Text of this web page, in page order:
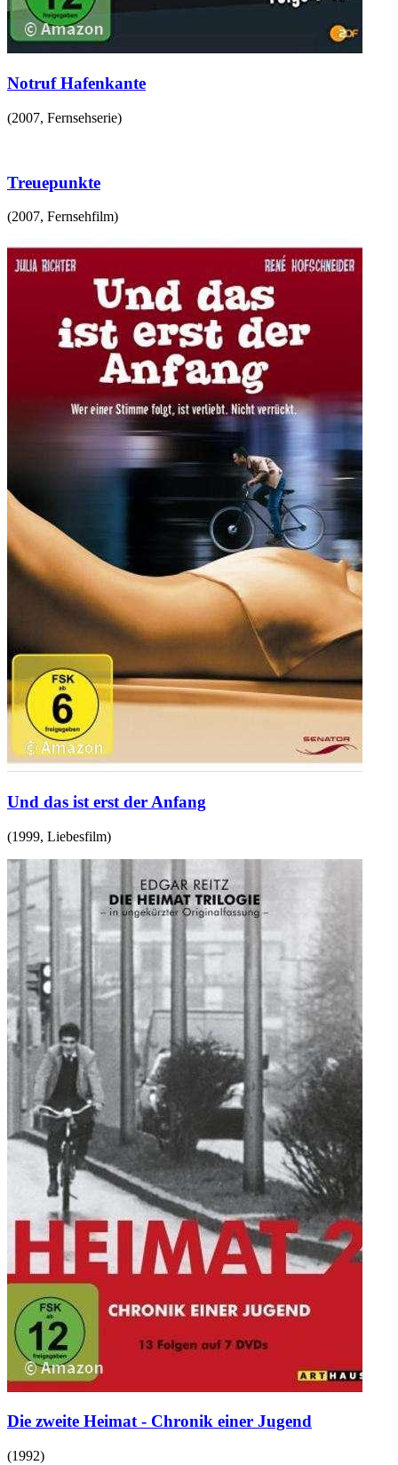
Notruf Hafenkante
(2007, Fernsehserie)
Treuepunkte
(2007, Fernsehfilm)
Und das ist erst der Anfang
(1999, Liebesfilm)
Die zweite Heimat - Chronik einer Jugend
(1992)